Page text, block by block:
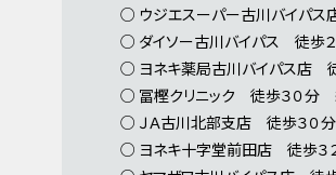
○ ウジエスーパー古川バイパ
○ ダイソー古川バイパス 徒歩
○ ヨネキ薬局古川バイパス店
○ 冨樫クリニック 徒歩３０分
○ ＪＡ古川北部支店 徒歩３０
○ ヨネキ十字堂前田店 徒歩